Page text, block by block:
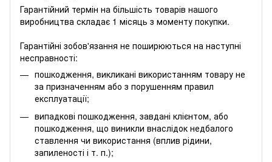
Гарантійний термін на більшість товарів нашого
виробництва складає 1 місяць з моменту покупки.
Гарантійні зобов'язання не поширюються на наступні
несправності:
пошкодження, викликані використанням товару не
за призначенням або з порушенням правил
експлуатації;
випадкові пошкодження, завдані клієнтом, або
пошкодження, що виникли внаслідок недбалого
ставлення чи використання (вплив рідини,
запиленості і т. п.);